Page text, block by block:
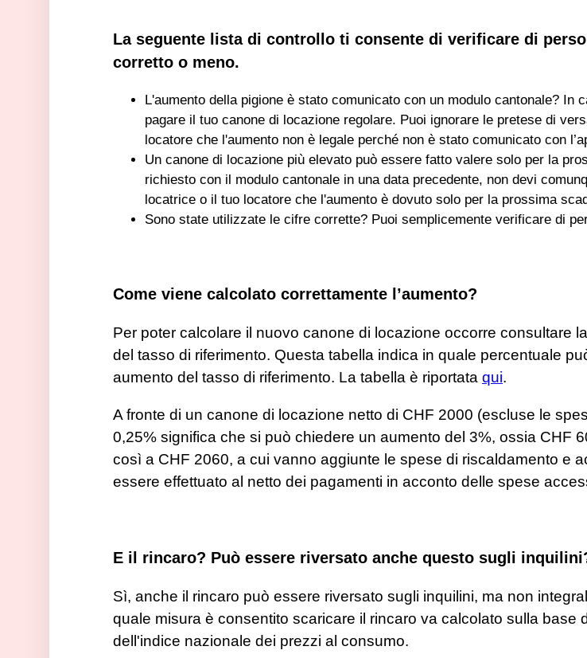
La seguente lista di controllo ti consente di verificare di
corretto o meno.
L'aumento della pigione è stato comunicato con un modulo cantonale?
pagare il tuo canone di locazione regolare. Puoi ignorare le pretese di
locatore che l'aumento non è legale perché non è stato comunicato con
Un canone di locazione più elevato può essere fatto valere solo per la
richiesto con il modulo cantonale in una data precedente, non devi
locatrice o il tuo locatore che l'aumento è dovuto solo per la prossima
Sono state utilizzate le cifre corrette? Puoi semplicemente verificare di
Come viene calcolato correttamente l’aumento?
Per poter calcolare il nuovo canone di locazione occorre consultare
del tasso di riferimento. Questa tabella indica in quale percentuale
aumento del tasso di riferimento. La tabella è riportata qui.
A fronte di un canone di locazione netto di CHF 2000 (escluse le
0,25% significa che si può chiedere un aumento del 3%, ossia CHF
così a CHF 2060, a cui vanno aggiunte le spese di riscaldamento e
essere effettuato al netto dei pagamenti in acconto delle spese
E il rincaro? Può essere riversato anche questo sugli
Sì, anche il rincaro può essere riversato sugli inquilini, ma non
quale misura è consentito scaricare il rincaro va calcolato sulla base
dell'indice nazionale dei prezzi al consumo.